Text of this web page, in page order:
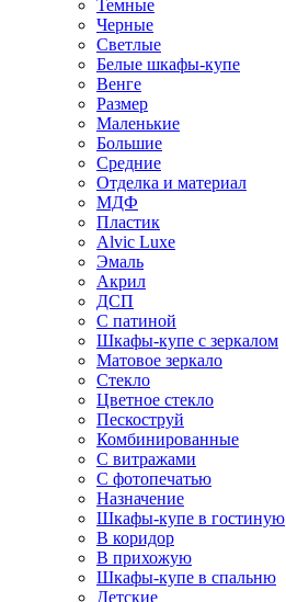
Темные
Черные
Светлые
Белые шкафы-купе
Венге
Размер
Маленькие
Большие
Средние
Отделка и материал
МДФ
Пластик
Alvic Luxe
Эмаль
Акрил
ДСП
С патиной
Шкафы-купе с зеркалом
Матовое зеркало
Стекло
Цветное стекло
Пескоструй
Комбинированные
С витражами
С фотопечатью
Назначение
Шкафы-купе в гостиную
В коридор
В прихожую
Шкафы-купе в спальню
Детские